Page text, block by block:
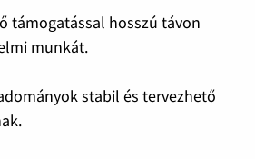
támogatással hosszú távon
munkát.
stabil és tervezhető